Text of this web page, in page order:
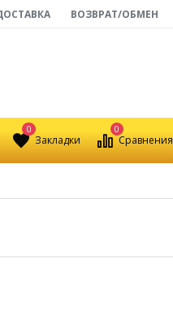
ВОЗВРАТ/ОБМЕН
Закладки
0
Сравнения
0